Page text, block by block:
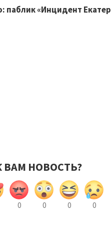
паблик «Инцидент
ВАМ НОВОСТЬ?
0 0 0 0